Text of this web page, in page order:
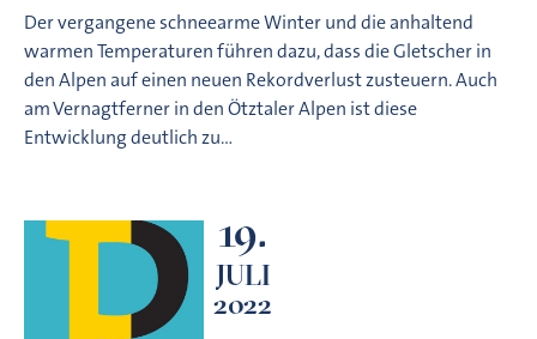
Der vergangene schneearme Winter und die anhaltend
warmen Temperaturen führen dazu, dass die Gletscher in
den Alpen auf einen neuen Rekordverlust zusteuern. Auch
am Vernagtferner in den Ötztaler Alpen ist diese
Entwicklung deutlich zu…
19.
JULI
2022